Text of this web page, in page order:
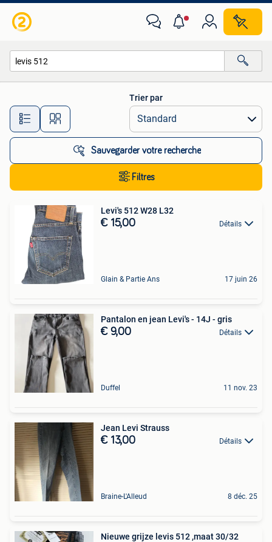
Toutes les distances…
Trier par
Sauvegarder votre recherche
Filtres
Levi's 512 W28 L32
€ 15,00 Détails
Glain & Partie Ans 17 juin 26
Pantalon en jean Levi's - 14J - gris
€ 9,00 Détails
Duffel 11 nov. 23
Jean Levi Strauss
€ 13,00 Détails
Braine-L'Alleud 8 déc. 25
Nieuwe grijze levis 512 ,maat 30/32